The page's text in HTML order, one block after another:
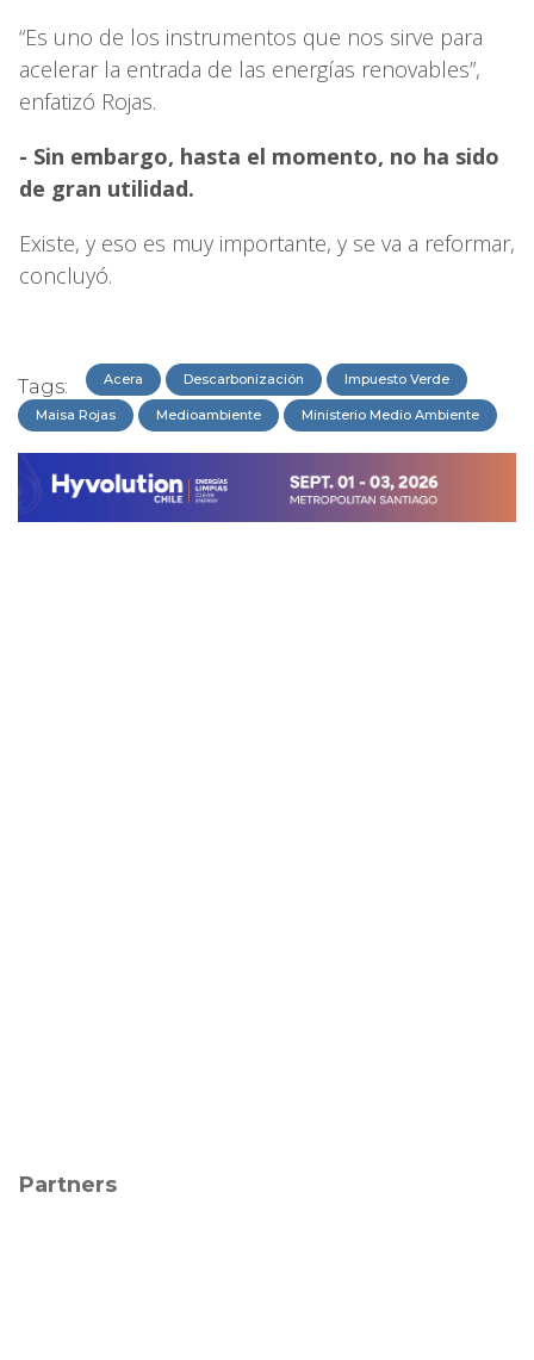
“Es uno de los instrumentos que nos sirve para
acelerar la entrada de las energías renovables”,
enfatizó Rojas.
- Sin embargo, hasta el momento, no ha sido
de gran utilidad.
Existe, y eso es muy importante, y se va a reformar,
concluyó.
Tags: Acera Descarbonización Impuesto Verde
Maisa Rojas Medioambiente Ministerio Medio Ambiente
Partners